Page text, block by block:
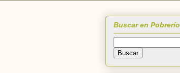
Buscar en Pobrerío